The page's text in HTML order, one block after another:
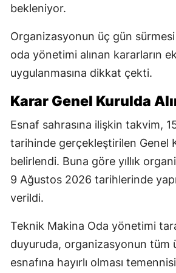
bekleniyor.
Organizasyonun üç gün sürmesi
oda yönetimi alınan kararların
uygulanmasına dikkat çekti.
Karar Genel Kurulda
Esnaf sahrasına ilişkin takvim,
tarihinde gerçekleştirilen Genel
belirlendi. Buna göre yıllık
9 Ağustos 2026 tarihlerinde
verildi.
Teknik Makina Oda yönetimi
duyuruda, organizasyonun tüm
esnafına hayırlı olması